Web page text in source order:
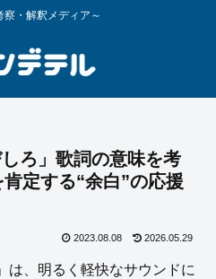
察・解釈メディア～
ろ」歌詞の意味を考
定する“余白”の応援
2023.08.08 2026.05.29
は、明るく軽快なサウンドに